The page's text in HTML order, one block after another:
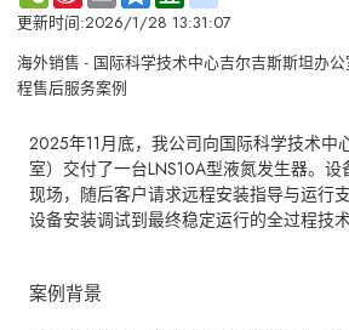
Weibo
更新时间:2026/1/28 13:31:07
海外销售 - 国际科学技术中心吉尔吉斯斯坦办
程售后服务案例
2025年11月底，我公司向国际科学技术中
室）交付了一台LNS10A型液氮发生器。设
现场，随后客户请求远程安装指导与运行
设备安装调试到最终稳定运行的全过程技术
案例背景